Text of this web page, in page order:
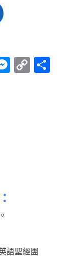
Mes
Cop
語聖經團